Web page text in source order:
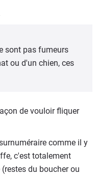
sont pas fumeurs
ou d'un chien, ces
de vouloir fliquer
comme il y
c'est totalement
du boucher ou